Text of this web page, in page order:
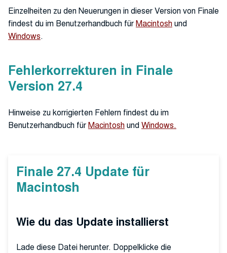
Einzelheiten zu den Neuerungen in dieser Version von Finale
findest du im Benutzerhandbuch fürMacintoshund
Windows.
Fehlerkorrekturen in Finale
Version 27.4
Hinweise zu korrigierten Fehlern findest du im
Benutzerhandbuch fürMacintoshundWindows.
Finale 27.4 Update für
Macintosh
Wie du das Update installierst
Lade diese Datei herunter. Doppelklicke die